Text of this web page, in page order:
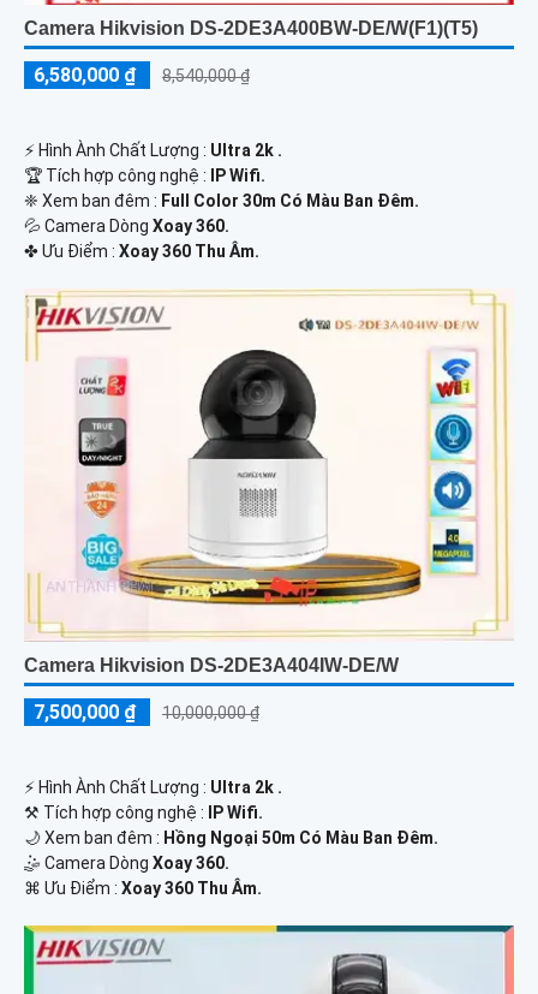
Camera Hikvision DS-2DE3A400BW-DE/W(F1)(T5)
6,580,000 ₫ 8,540,000 ₫
️⚡ Hình Ành Chất Lượng : Ultra 2k .
🏆 Tích hợp công nghệ :
IP Wifi.
❈ Xem ban đêm : Full Color 30m Có Màu Ban Đêm.
💦 Camera Dòng Xoay 360.
️✤ Ưu Điểm : Xoay 360 Thu Âm.
Camera Hikvision DS-2DE3A404IW-DE/W
7,500,000 ₫ 10,000,000 ₫
️⚡ Hình Ành Chất Lượng : Ultra 2k .
⚒ Tích hợp công nghệ :
IP Wifi.
🌙 Xem ban đêm : Hồng Ngoại 50m Có Màu Ban Đêm.
🤹 Camera Dòng Xoay 360.
️⌘ Ưu Điểm : Xoay 360 Thu Âm.